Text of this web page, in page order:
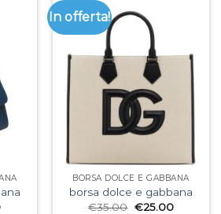
In offerta!
BORSA DOLCE E GABBANA
borsa dolce e gabbana
€35.00 €25.00